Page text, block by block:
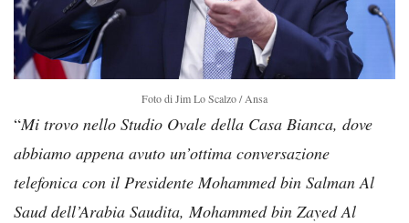
Foto di Jim Lo Scalzo / Ansa
“Mi trovo nello Studio Ovale della Casa Bianca, dove
abbiamo appena avuto un’ottima conversazione
telefonica con il Presidente Mohammed bin Salman Al
Saud dell’Arabia Saudita, Mohammed bin Zayed Al